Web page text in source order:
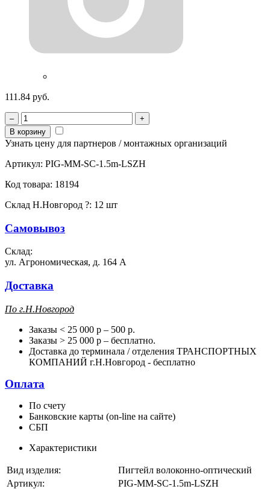
111.84 руб.
–
+
В корзину
Узнать цену для партнеров / монтажных организаций
Артикул: PIG-MM-SC-1.5m-LSZH
Код товара: 18194
Склад Н.Новгород ?: 12 шт
Самовывоз
Склад:
ул. Агрономическая, д. 164 А
Доставка
По г.Н.Новгород
Заказы < 25 000 р – 500 р.
Заказы > 25 000 р – бесплатно.
Доставка до терминала / отделения ТРАНСПОРТНЫХ
КОМПАНИЙ г.Н.Новгород - бесплатно
Оплата
По счету
Банковские карты (on-line на сайте)
СБП
Характеристики
Вид изделия:
Пигтейл волоконно-оптический
Артикул:
PIG-MM-SC-1.5m-LSZH